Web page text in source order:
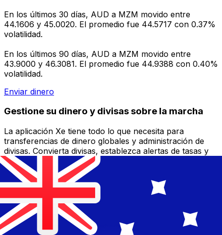
En los últimos 30 días, AUD a MZM movido entre
44.1606 y 45.0020. El promedio fue 44.5717 con 0.37%
volatilidad.
En los últimos 90 días, AUD a MZM movido entre
43.9000 y 46.3081. El promedio fue 44.9388 con 0.40%
volatilidad.
Enviar dinero
Gestione su dinero y divisas sobre la marcha
La aplicación Xe tiene todo lo que necesita para
transferencias de dinero globales y administración de
divisas. Convierta divisas, establezca alertas de tasas y
transfiera dinero al extranjero sin cargos ocultos.
¡Descárgalo hoy!